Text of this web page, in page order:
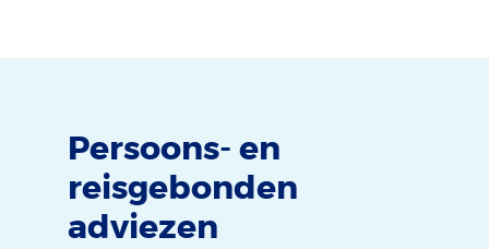
Persoons- en
reisgebonden
adviezen